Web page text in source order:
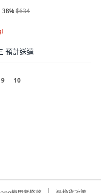
38%$634
)
預計送達
9 10